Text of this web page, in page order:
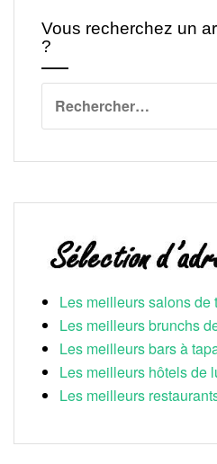
Vous recherchez un
?
Les meilleurs salons de
Les meilleurs brunchs
Les meilleurs bars à
Les meilleurs hôtels de
Les meilleurs